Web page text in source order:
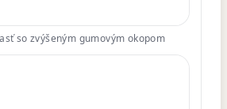
so zvýšeným gumovým okopom